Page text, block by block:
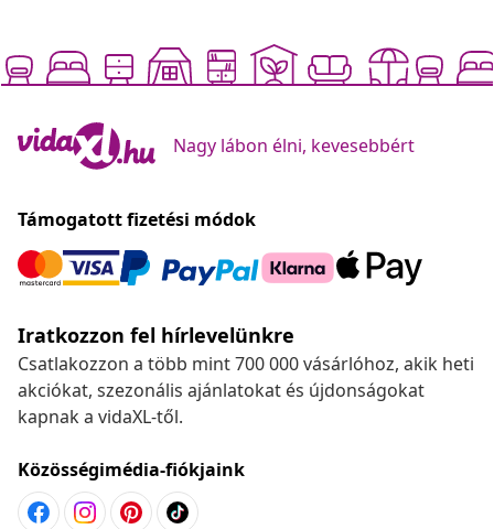
Nagy lábon élni, kevesebbért
Támogatott fizetési módok
Iratkozzon fel hírlevelünkre
Csatlakozzon a több mint 700 000 vásárlóhoz, akik heti
akciókat, szezonális ajánlatokat és újdonságokat
kapnak a vidaXL-től.
Közösségimédia-fiókjaink